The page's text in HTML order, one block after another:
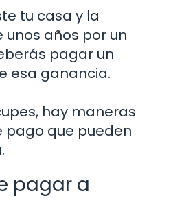
tu casa y la
años por un
pagar un
esa ganancia.
hay maneras
pago que pueden
pagar a